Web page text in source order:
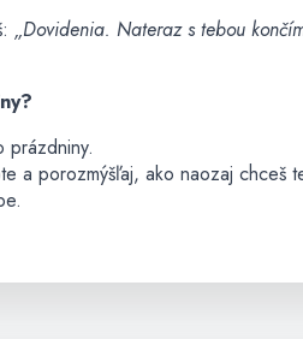
„Dovidenia. Nateraz s tebou
prázdniny.
a porozmýšľaj, ako naozaj